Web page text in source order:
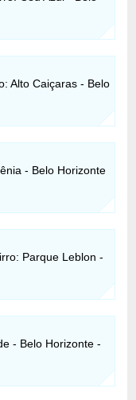
Alto Caiçaras - Belo
- Belo Horizonte
Parque Leblon -
- Belo Horizonte -